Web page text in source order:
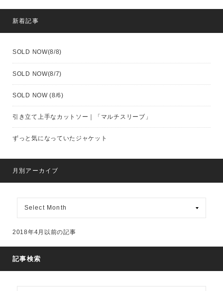
新着記事
SOLD NOW(8/8)
SOLD NOW(8/7)
SOLD NOW (8/6)
引き立て上手なカットソー｜「マルチスリーブ」
ずっと気になっていたジャケット
月別アーカイブ
ア
カ
2018年4月以前の記事
記事検索